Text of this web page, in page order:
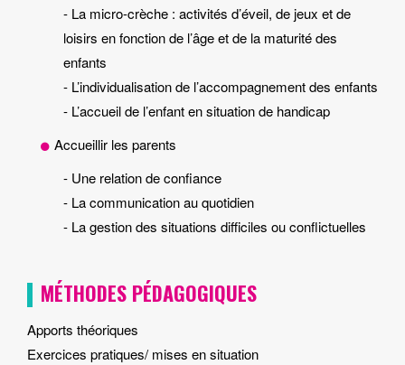
- La micro-crèche : activités d’éveil, de jeux et de
loisirs en fonction de l’âge et de la maturité des
enfants
- L’individualisation de l’accompagnement des enfants
- L’accueil de l’enfant en situation de handicap
Accueillir les parents
- Une relation de confiance
- La communication au quotidien
- La gestion des situations difficiles ou conflictuelles
MÉTHODES PÉDAGOGIQUES
Apports théoriques
Exercices pratiques/ mises en situation